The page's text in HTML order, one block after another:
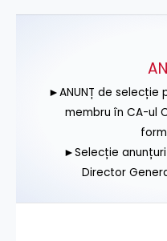
►ANUNȚ de selecție
membru în CA-ul
►Selecție
Director